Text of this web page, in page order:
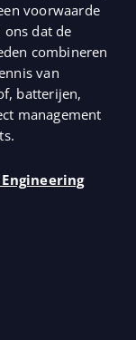
voorwaarde
dat de
combineren
van
batterijen,
management